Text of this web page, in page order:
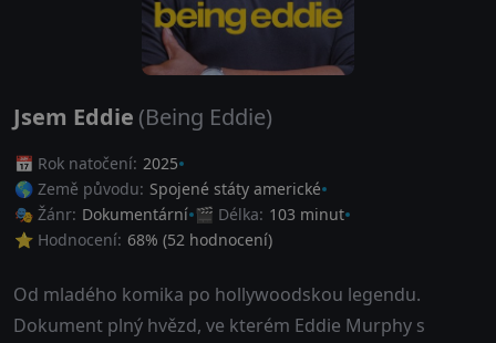
Jsem Eddie (Being Eddie)
📅 Rok natočení: 2025
🌎 Země původu: Spojené státy americké
🎭 Žánr: Dokumentární 🎬 Délka: 103 minut
⭐ Hodnocení: 68% (52 hodnocení)
Od mladého komika po hollywoodskou legendu.
Dokument plný hvězd, ve kterém Eddie Murphy s